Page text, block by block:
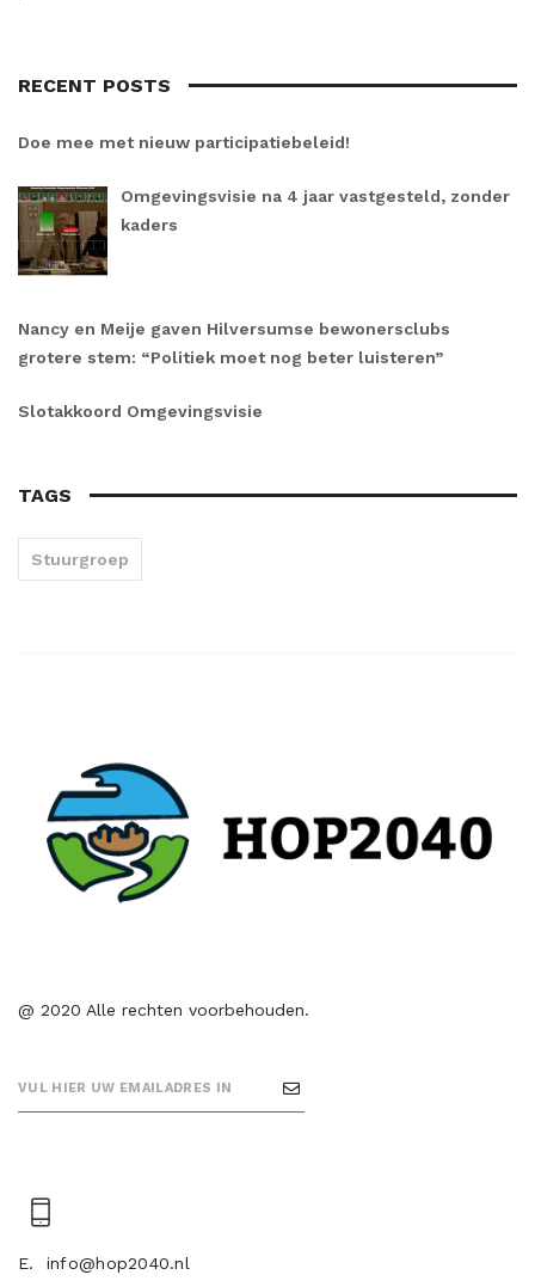
RECENT POSTS
Doe mee met nieuw participatiebeleid!
Omgevingsvisie na 4 jaar vastgesteld, zonder
kaders
Nancy en Meije gaven Hilversumse bewonersclubs
grotere stem: “Politiek moet nog beter luisteren”
Slotakkoord Omgevingsvisie
TAGS
Stuurgroep
@ 2020 Alle rechten voorbehouden.
E. info@hop2040.nl